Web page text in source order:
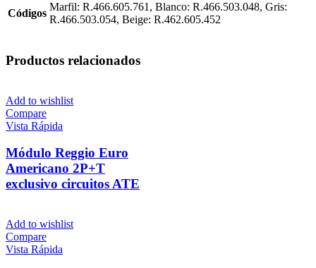
Códigos
Marfil: R.466.605.761, Blanco: R.466.503.048, Gris:
R.466.503.054, Beige: R.462.605.452
Productos relacionados
Add to wishlist
Compare
Vista Rápida
Módulo Reggio Euro
Americano 2P+T
exclusivo circuitos ATE
Add to wishlist
Compare
Vista Rápida